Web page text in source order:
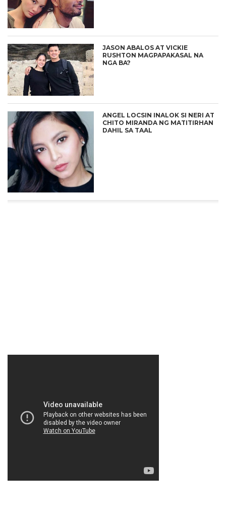
JASON ABALOS AT VICKIE
RUSHTON MAGPAPAKASAL NA
NGA BA?
ANGEL LOCSIN INALOK SI NERI AT
CHITO MIRANDA NG MATITIRHAN
DAHIL SA TAAL